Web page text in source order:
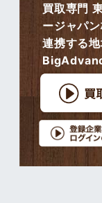
買取専門
ージャパ
連携する